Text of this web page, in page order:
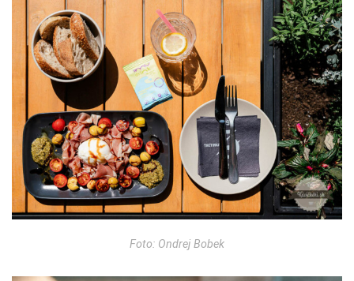
Foto: Ondrej Bobek